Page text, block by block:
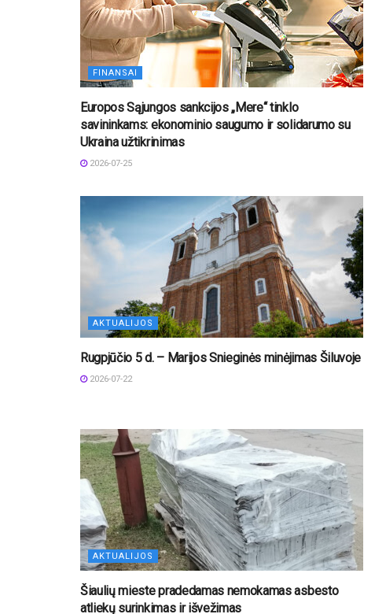
FINANSAI
Europos Sąjungos sankcijos „Mere“ tinklo
savininkams: ekonominio saugumo ir solidarumo su
Ukraina užtikrinimas
2026-07-25
AKTUALIJOS
Rugpjūčio 5 d. – Marijos Snieginės minėjimas Šiluvoje
2026-07-22
AKTUALIJOS
Šiaulių mieste pradedamas nemokamas asbesto
atliekų surinkimas ir išvežimas